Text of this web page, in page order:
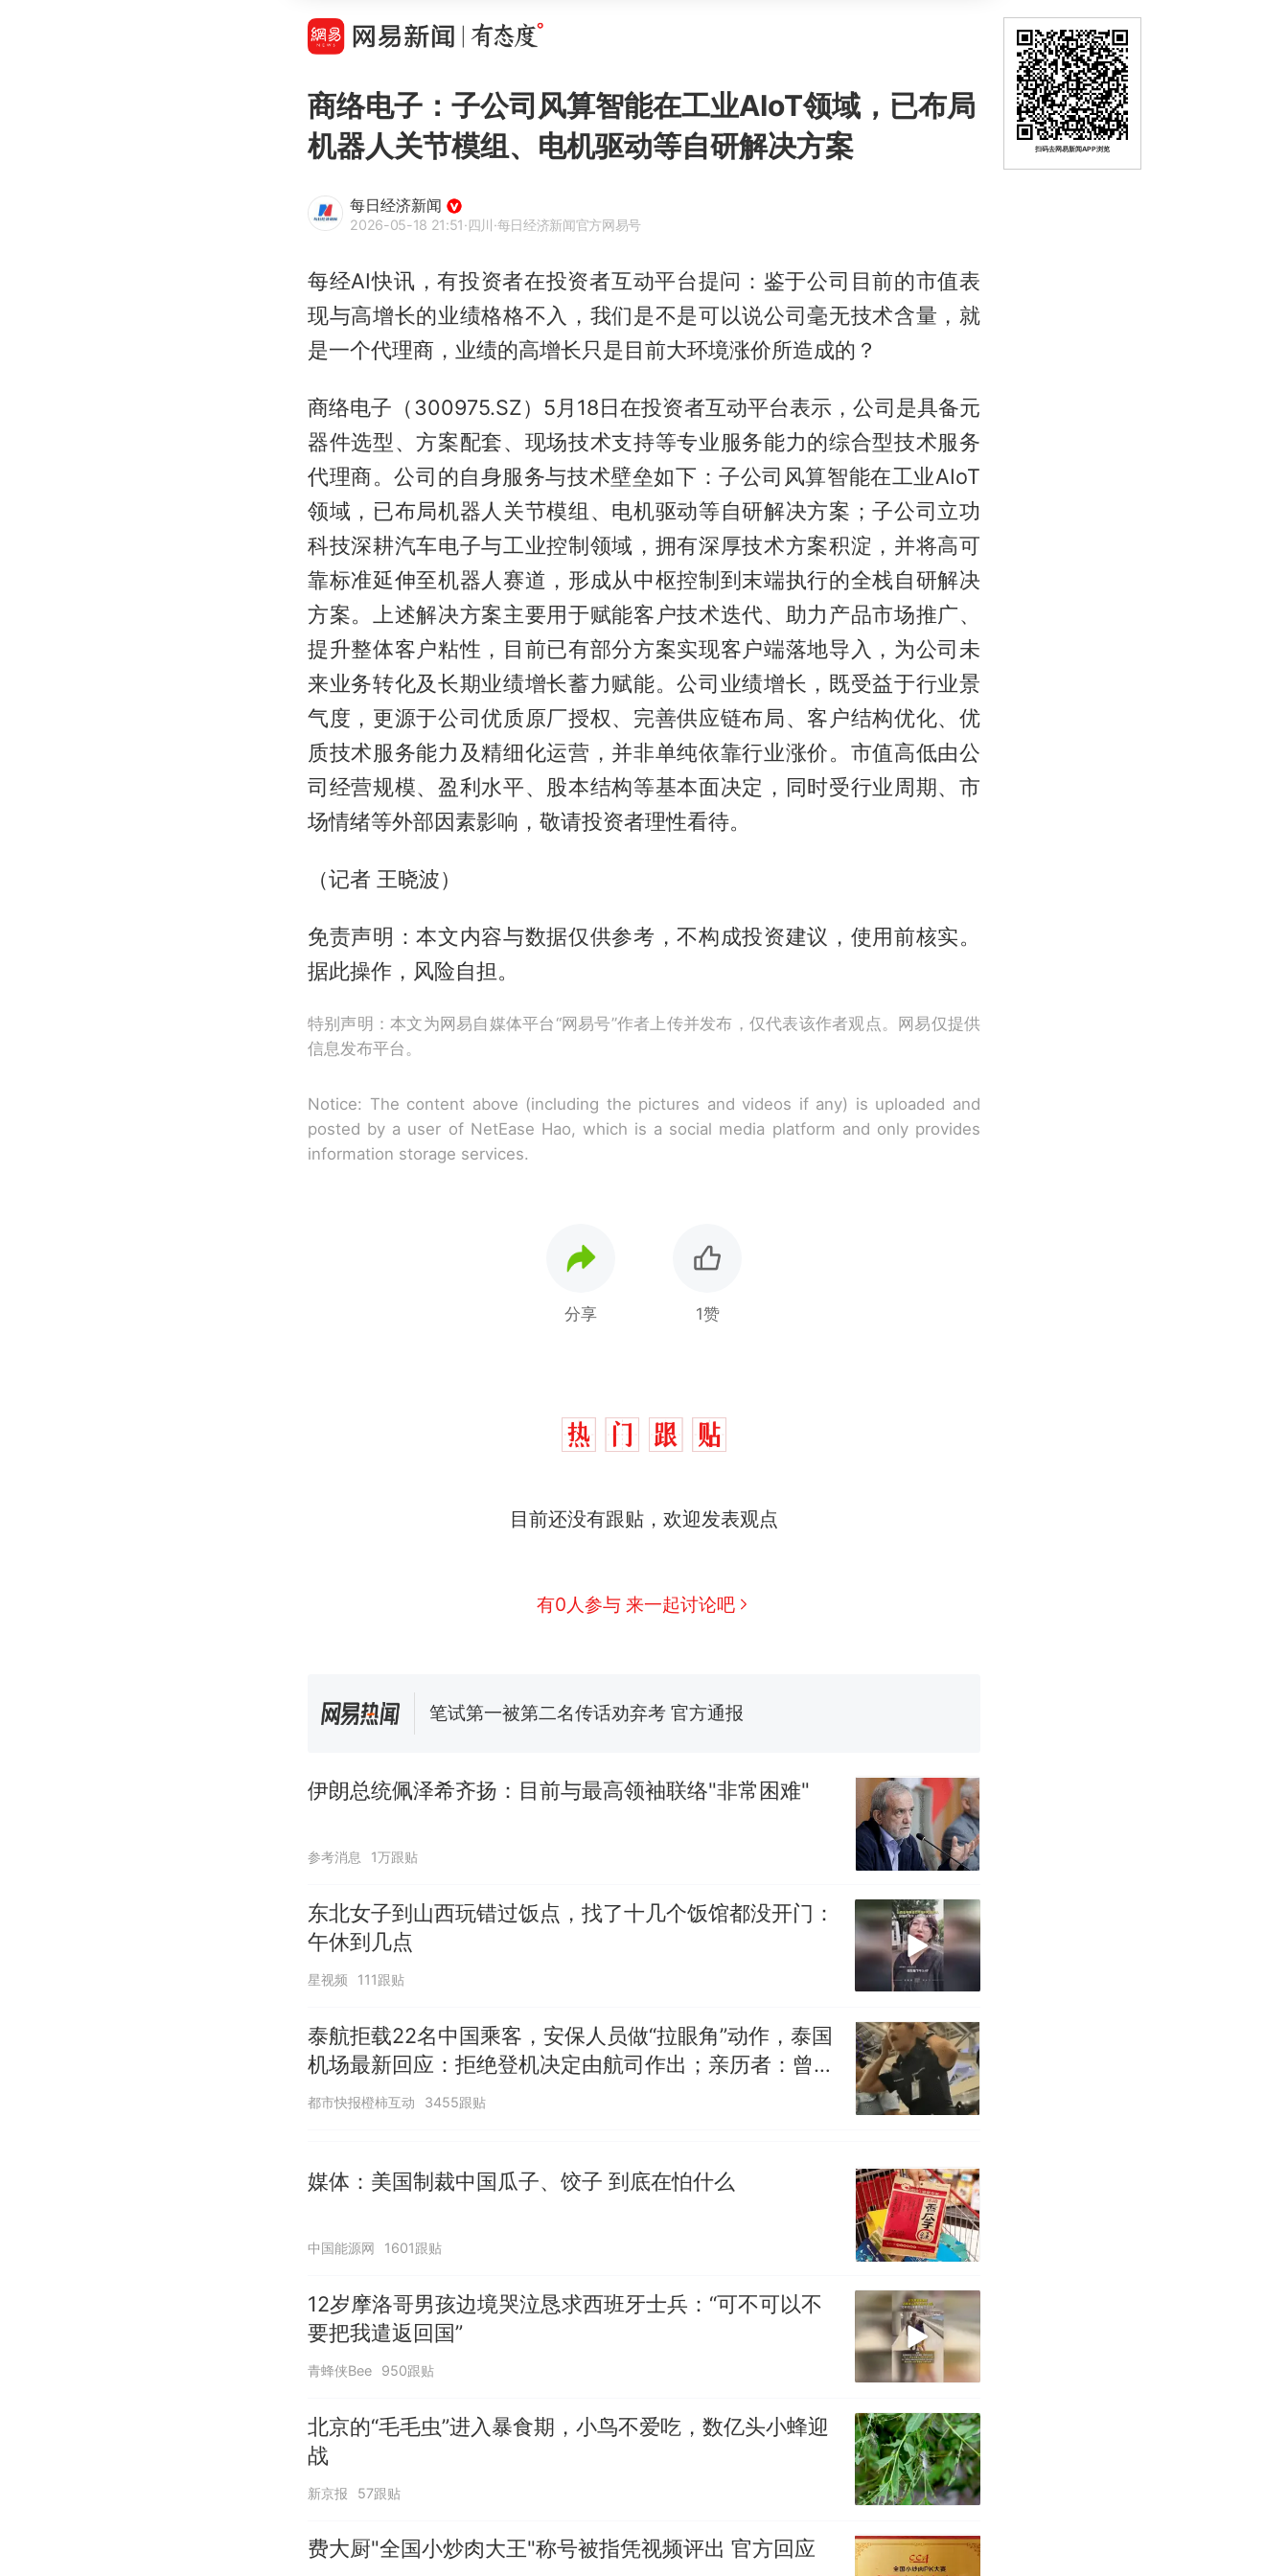
商络电子：子公司风算智能在工业AIoT领域，已布局
机器人关节模组、电机驱动等自研解决方案
每日经济新闻
2026-05-18 21:51·四川·每日经济新闻官方网易号
每经AI快讯，有投资者在投资者互动平台提问：鉴于公司目前的市值表
现与高增长的业绩格格不入，我们是不是可以说公司毫无技术含量，就
是一个代理商，业绩的高增长只是目前大环境涨价所造成的？
商络电子（300975.SZ）5月18日在投资者互动平台表示，公司是具备元
器件选型、方案配套、现场技术支持等专业服务能力的综合型技术服务
代理商。公司的自身服务与技术壁垒如下：子公司风算智能在工业AIoT
领域，已布局机器人关节模组、电机驱动等自研解决方案；子公司立功
科技深耕汽车电子与工业控制领域，拥有深厚技术方案积淀，并将高可
靠标准延伸至机器人赛道，形成从中枢控制到末端执行的全栈自研解决
方案。上述解决方案主要用于赋能客户技术迭代、助力产品市场推广、
提升整体客户粘性，目前已有部分方案实现客户端落地导入，为公司未
来业务转化及长期业绩增长蓄力赋能。公司业绩增长，既受益于行业景
气度，更源于公司优质原厂授权、完善供应链布局、客户结构优化、优
质技术服务能力及精细化运营，并非单纯依靠行业涨价。市值高低由公
司经营规模、盈利水平、股本结构等基本面决定，同时受行业周期、市
场情绪等外部因素影响，敬请投资者理性看待。
（记者 王晓波）
免责声明：本文内容与数据仅供参考，不构成投资建议，使用前核实。
据此操作，风险自担。
特别声明：本文为网易自媒体平台“网易号”作者上传并发布，仅代表该作者观点。网易仅提供
信息发布平台。
Notice: The content above (including the pictures and videos if any) is uploaded and
posted by a user of NetEase Hao, which is a social media platform and only provides
information storage services.
分享 1赞
目前还没有跟贴，欢迎发表观点
有0人参与 来一起讨论吧
制裁瓜子饺子，美国怕什么？
美国渔民钓获鲨鱼徒手将其拽回大海 目击者直呼震惊 （视频来源：
惊艳！字都飘起来了 博主在田间创作“悬浮字” 网友：真·裸眼3D！
伊朗总统佩泽希齐扬：目前与最高领袖联络"非常困难"
参考消息 1万跟贴
东北女子到山西玩错过饭点，找了十几个饭馆都没开门：
午休到几点
星视频 111跟贴
泰航拒载22名中国乘客，安保人员做“拉眼角”动作，泰国
机场最新回应：拒绝登机决定由航司作出；亲历者：曾承
诺免费改签但没兑现
都市快报橙柿互动 3455跟贴
媒体：美国制裁中国瓜子、饺子 到底在怕什么
中国能源网 1601跟贴
12岁摩洛哥男孩边境哭泣恳求西班牙士兵：“可不可以不
要把我遣返回国”
青蜂侠Bee 950跟贴
北京的“毛毛虫”进入暴食期，小鸟不爱吃，数亿头小蜂迎
战
新京报 57跟贴
费大厨"全国小炒肉大王"称号被指凭视频评出 官方回应
扫码去网易新闻APP浏览